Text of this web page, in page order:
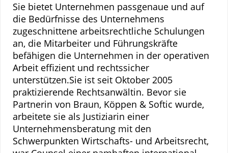
Sie bietet Unternehmen passgenaue und auf
die Bedürfnisse des Unternehmens
zugeschnittene arbeitsrechtliche Schulungen
an, die Mitarbeiter und Führungskräfte
befähigen die Unternehmen in der operativen
Arbeit effizient und rechtssicher
unterstützen.Sie ist seit Oktober 2005
praktizierende Rechtsanwältin. Bevor sie
Partnerin von Braun, Köppen & Softic wurde,
arbeitete sie als Justiziarin einer
Unternehmensberatung mit den
Schwerpunkten Wirtschafts- und Arbeitsrecht,